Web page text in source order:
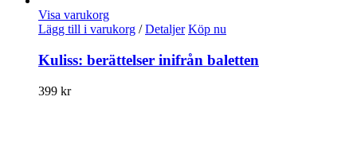
Visa varukorg
Lägg till i varukorg / Detaljer Köp nu
Kuliss: berättelser inifrån baletten
399 kr